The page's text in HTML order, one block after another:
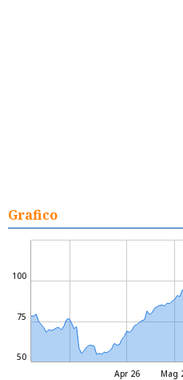
Grafico
Mag
Apr 26
50
75
100